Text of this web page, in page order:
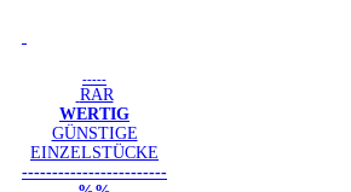
-----
RAR
WERTIG
GÜNSTIGE
EINZELSTÜCKE
------------------------